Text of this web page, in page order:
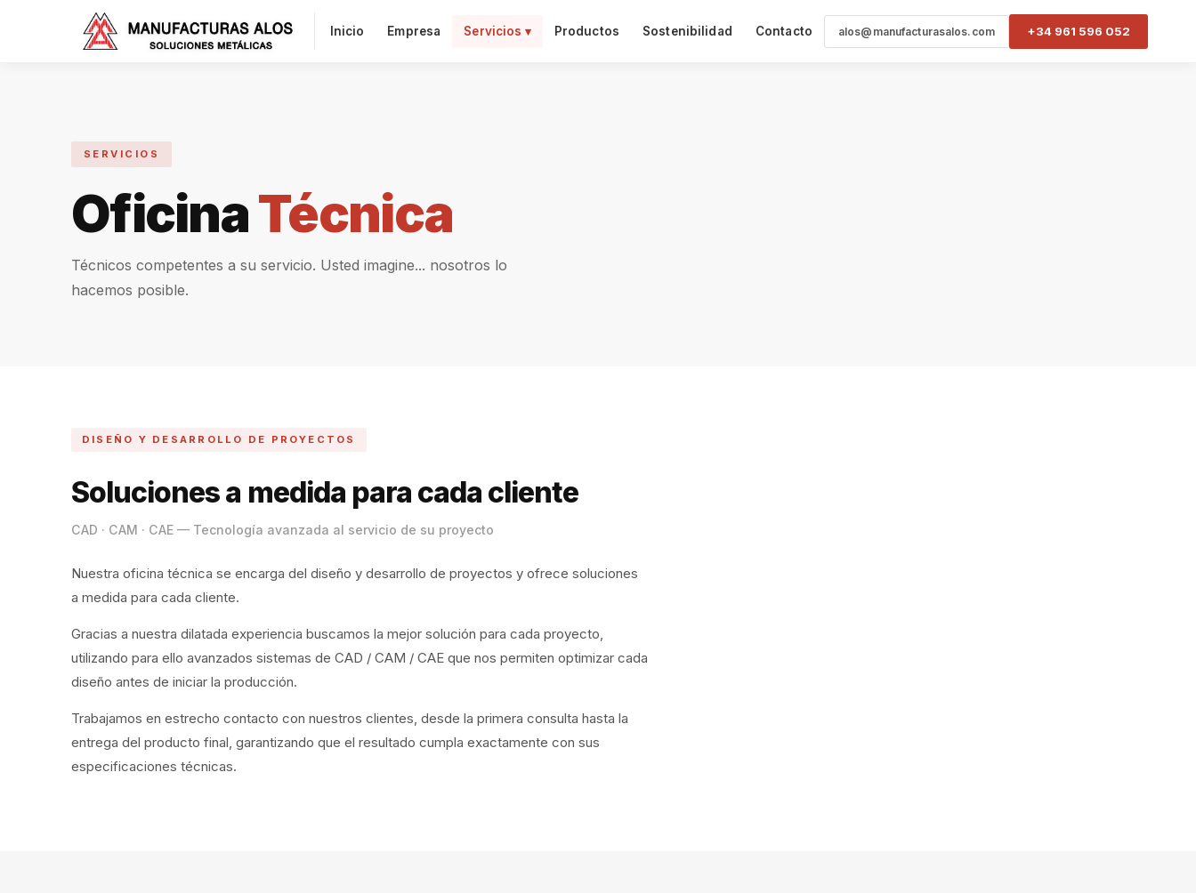
Inicio Empresa Servicios ▾ Productos Sostenibilidad Contacto alos@manufacturasalos.com +34 961 596 052
SERVICIOS
OficinaTécnica
Técnicos competentes a su servicio. Usted imagine... nosotros lo
hacemos posible.
DISEÑO Y DESARROLLO DE PROYECTOS
Soluciones a medida para cada cliente
CAD · CAM · CAE — Tecnología avanzada al servicio de su proyecto
Nuestra oficina técnica se encarga del diseño y desarrollo de proyectos y ofrece soluciones
a medida para cada cliente.
Gracias a nuestra dilatada experiencia buscamos la mejor solución para cada proyecto,
utilizando para ello avanzados sistemas de CAD / CAM / CAE que nos permiten optimizar cada
diseño antes de iniciar la producción.
Trabajamos en estrecho contacto con nuestros clientes, desde la primera consulta hasta la
entrega del producto final, garantizando que el resultado cumpla exactamente con sus
especificaciones técnicas.